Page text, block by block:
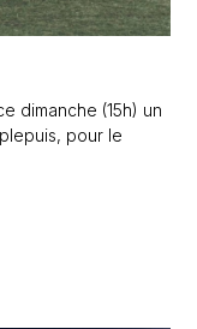
dimanche (15h) un
pour le